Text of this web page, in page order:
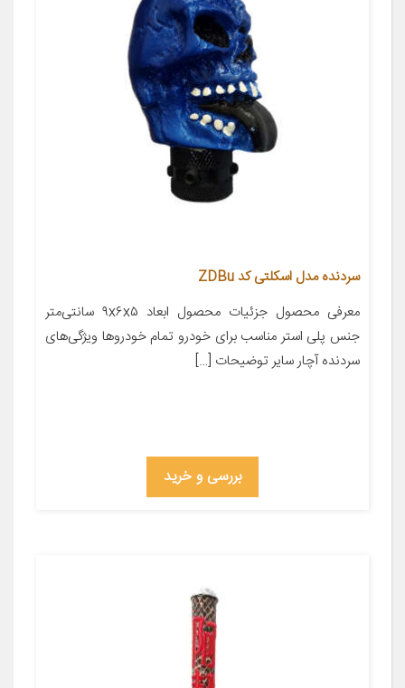
سردنده مدل اسکلتی کد ZDBu
معرفی محصول جزئیات محصول ابعاد ۹x۶x۵ سانتی‌متر
جنس پلی استر مناسب برای خودرو تمام خودروها ویژگی‌های
سردنده آچار سایر توضیحات […]
بررسی و خرید